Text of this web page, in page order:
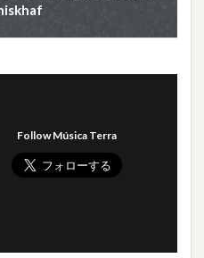
Follow Música Terra